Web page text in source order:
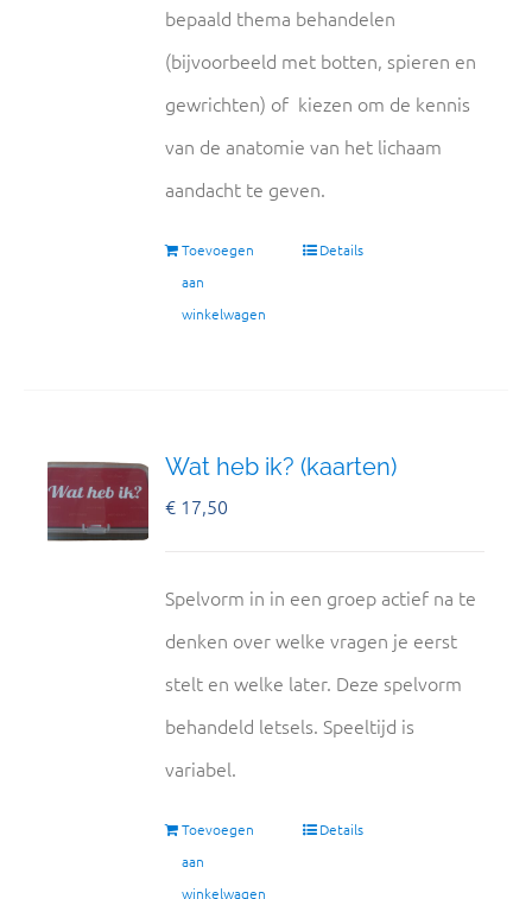
bepaald thema behandelen
(bijvoorbeeld met botten, spieren en
gewrichten) of kiezen om de kennis
van de anatomie van het lichaam
aandacht te geven.
Toevoegen
aan
winkelwagen
Details
Wat heb ik? (kaarten)
€ 17,50
Spelvorm in in een groep actief na te
denken over welke vragen je eerst
stelt en welke later. Deze spelvorm
behandeld letsels. Speeltijd is
variabel.
Toevoegen
aan
winkelwagen
Details